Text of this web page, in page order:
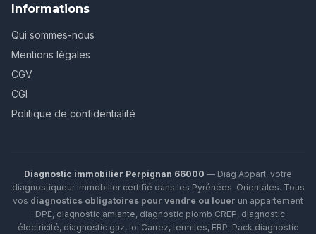
Informations
Qui sommes-nous
Mentions légales
CGV
CGI
Politique de confidentialité
Diagnostic immobilier Perpignan 66000 — Diag Appart, votre
diagnostiqueur immobilier certifié dans les Pyrénées-Orientales. Tous
vos diagnostics obligatoires pour vendre ou louer un appartement
: DPE, diagnostic amiante, diagnostic plomb CREP, diagnostic
électricité, diagnostic gaz, loi Carrez, termites, ERP. Pack diagnostic